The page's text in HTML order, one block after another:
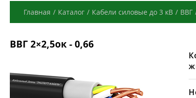
Главная / Каталог / Кабели силовые до 3 кВ / ВВГ
ВВГ 2×2,5ок - 0,66